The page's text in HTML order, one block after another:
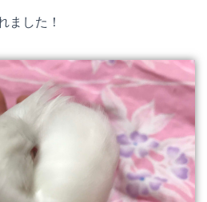
er
e
st
e
n
a
et
ました！